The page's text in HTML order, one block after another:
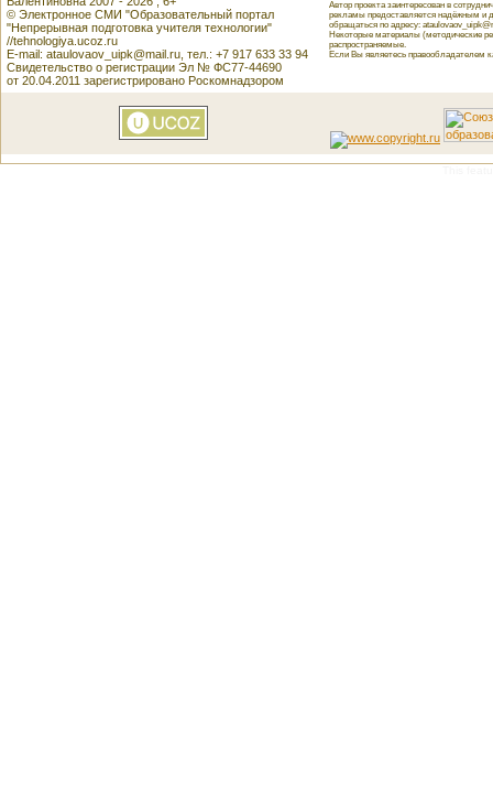
© Электронное СМИ "Образовательный портал
"Непрерывная подготовка учителя технологии"
//tehnologiya.ucoz.ru
E-mail: ataulovaov_uipk@mail.ru, тел.: +7 917 633 33 94
Свидетельство о регистрации Эл № ФС77-44690
от 20.04.2011 зарегистрировано Роскомнадзором
Автор проекта заинтересован в
рекламы предоставляется надёжным и
обращаться по адресу:
Некоторые материалы (методические
распространяемые.
Если Вы являетесь правообладателем